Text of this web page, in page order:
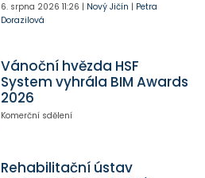
6. srpna 2026 11:26 | Nový Jičín | Petra
Dorazilová
Vánoční hvězda HSF
System vyhrála BIM Awards
2026
Komerční sdělení
Rehabilitační ústav